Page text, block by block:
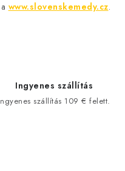
www.slovenskemedy.cz.
Ingyenes szállítás
szállítás 109 € felett.